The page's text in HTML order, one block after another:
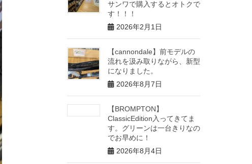
サンワで購入するとオトクで
す！！！
2026年2月1日
【cannondale】前モデルの
流れを汲み取りながら、新型
になりました。
2026年8月7日
【BROMPTON】
ClassicEdition入ってきてま
す。グリーンは一台きりなの
でお早めに！
2026年8月4日